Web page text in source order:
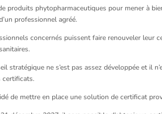
produits phytopharmaceutiques pour mener à
professionnel agréé.
concernés puissent faire renouveler leur
stratégique ne s’est pas assez développée et il
certificats.
de mettre en place une solution de certificat